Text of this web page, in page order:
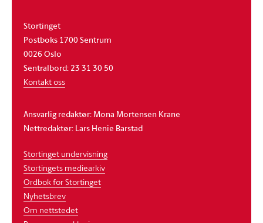
Stortinget
Postboks 1700 Sentrum
0026 Oslo
Sentralbord: 23 31 30 50
Kontakt oss
Ansvarlig redaktør: Mona Mortensen Krane
Nettredaktør: Lars Henie Barstad
Stortinget undervisning
Stortingets mediearkiv
Ordbok for Stortinget
Nyhetsbrev
Om nettstedet